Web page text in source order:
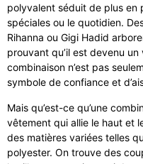
polyvalent séduit de plus en
spéciales ou le quotidien.
Rihanna ou Gigi Hadid
prouvant qu’il est devenu
combinaison n’est pas
symbole de confiance et
Mais qu’est-ce qu’une
vêtement qui allie le haut et
des matières variées telles
polyester. On trouve des